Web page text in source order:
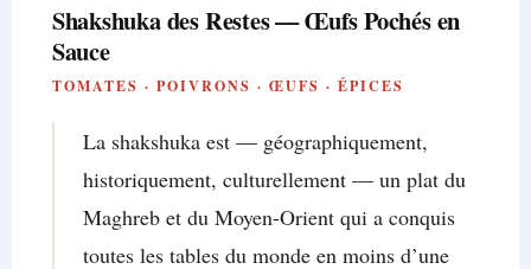
Shakshuka des Restes — Œufs Pochés en
Sauce
TOMATES · POIVRONS · ŒUFS · ÉPICES
La shakshuka est — géographiquement,
historiquement, culturellement — un plat du
Maghreb et du Moyen-Orient qui a conquis
toutes les tables du monde en moins d’une